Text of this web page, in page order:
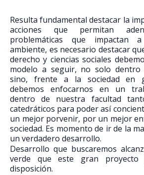
Resulta fundamental destacar la
acciones que permitan
problemáticas que impactan
ambiente, es necesario destacar
derecho y ciencias sociales
modelo a seguir, no solo dentro
sino, frente a la sociedad en
debemos enfocarnos en un
dentro de nuestra facultad
catedráticos para poder así
un mejor porvenir, por un mejor
sociedad. Es momento de ir de la
un verdadero desarrollo.
Desarrollo que buscaremos
verde que este gran
disposición.